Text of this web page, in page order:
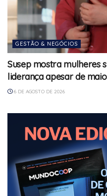
GESTÃO & NEGÓCIOS
Susep mostra mulheres
liderança apesar de
6 DE AGOSTO DE 2026